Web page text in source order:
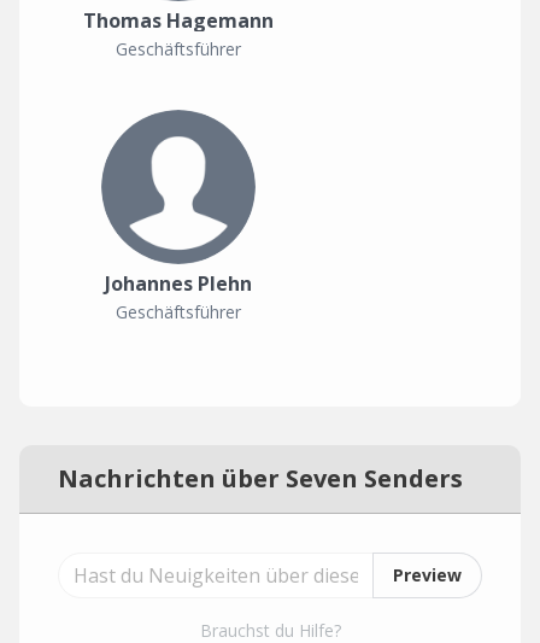
Thomas Hagemann
Geschäftsführer
Johannes Plehn
Geschäftsführer
Nachrichten über Seven Senders
Preview
Brauchst du Hilfe?